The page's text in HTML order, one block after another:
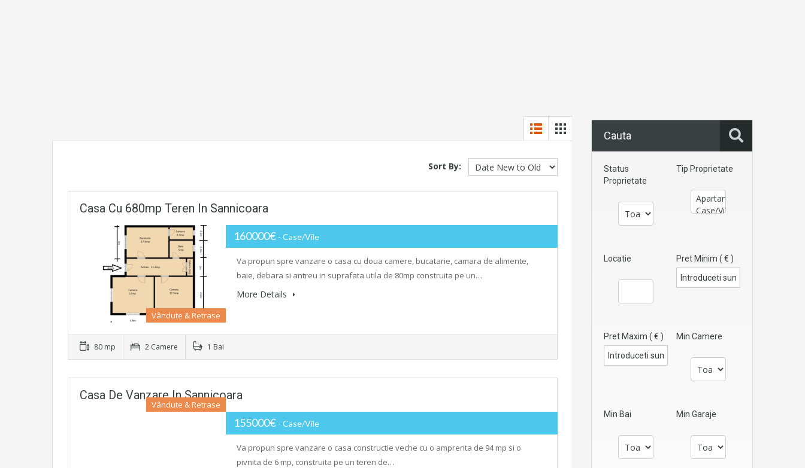
Sort By:
Casa Cu 680mp Teren In Sannicoara
Vândute & Retrase
160000€ - Case/Vile
Va propun spre vanzare o casa cu doua camere, bucatarie, camara de alimente,
baie, debara si antreu in suprafata utila de 80mp construita pe un…
More Details
80 mp 2 Camere 1 Bai
Casa De Vanzare In Sannicoara
Vândute & Retrase
155000€ - Case/Vile
Va propun spre vanzare o casa constructie veche cu o amprenta de 94 mp si o
pivnita de 6 mp, construita pe un teren de…
Cauta
Status
Proprietate
Tip Proprietate
Locatie Pret Minim ( € )
Pret Maxim ( € ) Min Camere
Min Bai Min Garaje